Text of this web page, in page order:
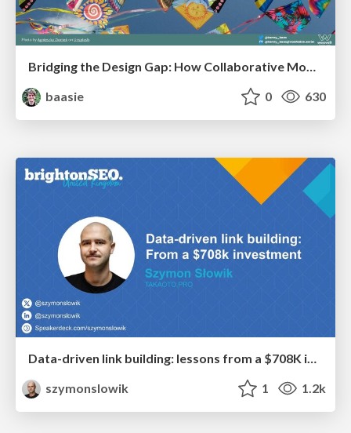
baasie
0 630
Data-driven link building: lessons from a $708K investment (BrightonSEO talk)
szymonslowik
1 1.2k